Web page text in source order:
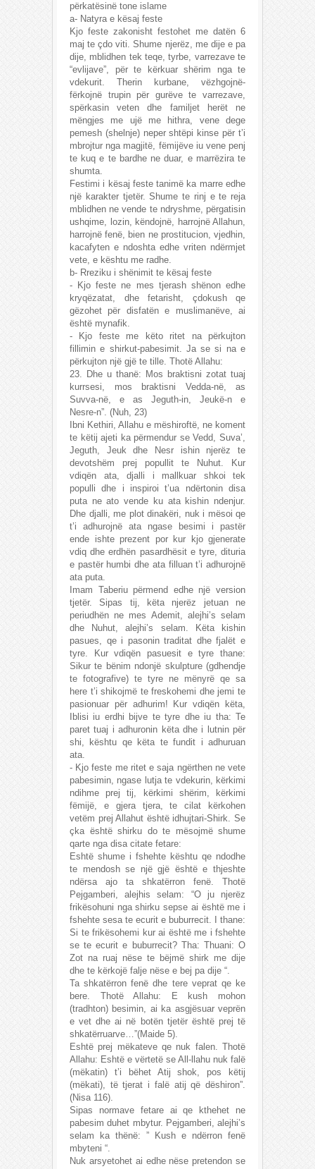
përkatësinë tone islame
a- Natyra e kësaj feste
Kjo feste zakonisht festohet me datën 6
maj te çdo viti. Shume njerëz, me dije e pa
dije, mblidhen tek teqe, tyrbe, varrezave te
“evlijave”, për te kërkuar shërim nga te
vdekurit. Therin kurbane, vëzhgojnë-
fërkojnë trupin për gurëve te varrezave,
spërkasin veten dhe familjet herët ne
mëngjes me ujë me hithra, vene dege
pemesh (shelnje) neper shtëpi kinse për t’i
mbrojtur nga magjitë, fëmijëve iu vene penj
te kuq e te bardhe ne duar, e marrëzira te
shumta.
Festimi i kësaj feste tanimë ka marre edhe
një karakter tjetër. Shume te rinj e te reja
mblidhen ne vende te ndryshme, përgatisin
ushqime, lozin, këndojnë, harrojnë Allahun,
harrojnë fenë, bien ne prostitucion, vjedhin,
kacafyten e ndoshta edhe vriten ndërmjet
vete, e kështu me radhe.
b- Rreziku i shënimit te kësaj feste
- Kjo feste ne mes tjerash shënon edhe
kryqëzatat, dhe fetarisht, çdokush qe
gëzohet për disfatën e muslimanëve, ai
është mynafik.
- Kjo feste me këto ritet na përkujton
fillimin e shirkut-pabesimit. Ja se si na e
përkujton një gjë te tille. Thotë Allahu:
23. Dhe u thanë: Mos braktisni zotat tuaj
kurrsesi, mos braktisni Vedda-në, as
Suvva-në, e as Jeguth-in, Jeukë-n e
Nesre-n”. (Nuh, 23)
Ibni Kethiri, Allahu e mëshiroftë, ne koment
te këtij ajeti ka përmendur se Vedd, Suva’,
Jeguth, Jeuk dhe Nesr ishin njerëz te
devotshëm prej popullit te Nuhut. Kur
vdiqën ata, djalli i mallkuar shkoi tek
populli dhe i inspiroi t’ua ndërtonin disa
puta ne ato vende ku ata kishin ndenjur.
Dhe djalli, me plot dinakëri, nuk i mësoi qe
t’i adhurojnë ata ngase besimi i pastër
ende ishte prezent por kur kjo gjenerate
vdiq dhe erdhën pasardhësit e tyre, dituria
e pastër humbi dhe ata filluan t’i adhurojnë
ata puta.
Imam Taberiu përmend edhe një version
tjetër. Sipas tij, këta njerëz jetuan ne
periudhën ne mes Ademit, alejhi’s selam
dhe Nuhut, alejhi’s selam. Këta kishin
pasues, qe i pasonin traditat dhe fjalët e
tyre. Kur vdiqën pasuesit e tyre thane:
Sikur te bënim ndonjë skulpture (gdhendje
te fotografive) te tyre ne mënyrë qe sa
here t’i shikojmë te freskohemi dhe jemi te
pasionuar për adhurim! Kur vdiqën këta,
Iblisi iu erdhi bijve te tyre dhe iu tha: Te
paret tuaj i adhuronin këta dhe i lutnin për
shi, kështu qe këta te fundit i adhuruan
ata.
- Kjo feste me ritet e saja ngërthen ne vete
pabesimin, ngase lutja te vdekurin, kërkimi
ndihme prej tij, kërkimi shërim, kërkimi
fëmijë, e gjera tjera, te cilat kërkohen
vetëm prej Allahut është idhujtari-Shirk. Se
çka është shirku do te mësojmë shume
qarte nga disa citate fetare:
Eshtë shume i fshehte kështu qe ndodhe
te mendosh se një gjë është e thjeshte
ndërsa ajo ta shkatërron fenë. Thotë
Pejgamberi, alejhis selam: “O ju njerëz
frikësohuni nga shirku sepse ai është me i
fshehte sesa te ecurit e buburrecit. I thane:
Si te frikësohemi kur ai është me i fshehte
se te ecurit e buburrecit? Tha: Thuani: O
Zot na ruaj nëse te bëjmë shirk me dije
dhe te kërkojë falje nëse e bej pa dije “.
Ta shkatërron fenë dhe tere veprat qe ke
bere. Thotë Allahu: E kush mohon
(tradhton) besimin, ai ka asgjësuar veprën
e vet dhe ai në botën tjetër është prej të
shkatërruarve…”(Maide 5).
Eshtë prej mëkateve qe nuk falen. Thotë
Allahu: Eshtë e vërtetë se All-llahu nuk falë
(mëkatin) t’i bëhet Atij shok, pos këtij
(mëkati), të tjerat i falë atij që dëshiron”.
(Nisa 116).
Sipas normave fetare ai qe kthehet ne
pabesim duhet mbytur. Pejgamberi, alejhi’s
selam ka thënë: ” Kush e ndërron fenë
mbyteni “.
Nuk arsyetohet ai edhe nëse pretendon se